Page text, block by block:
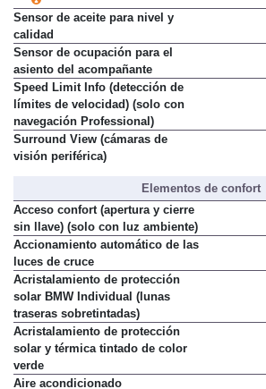
Sensor de aceite para nivel y
calidad
Sensor de ocupación para el
asiento del acompañante
Speed Limit Info (detección de
límites de velocidad) (solo con
navegación Professional)
Surround View (cámaras de
Elementos de confort
Acceso confort (apertura y cierre
sin llave) (solo con luz ambiente)
Accionamiento automático de las
luces de cruce
Acristalamiento de protección
solar BMW Individual (lunas
traseras sobretintadas)
Acristalamiento de protección
solar y térmica tintado de color
verde